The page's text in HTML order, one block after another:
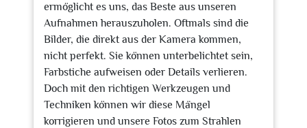
ermöglicht es uns, das Beste aus unseren
Aufnahmen herauszuholen. Oftmals sind die
Bilder, die direkt aus der Kamera kommen,
nicht perfekt. Sie können unterbelichtet sein,
Farbstiche aufweisen oder Details verlieren.
Doch mit den richtigen Werkzeugen und
Techniken können wir diese Mängel
korrigieren und unsere Fotos zum Strahlen